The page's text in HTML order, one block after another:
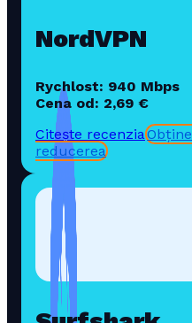
NordVPN
Rychlost: 940 Mbps
Cena od: 2,69 €
Citește recenziaObține
reducerea